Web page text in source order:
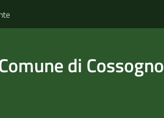
di Cossogno